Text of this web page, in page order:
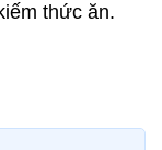
thức ăn.